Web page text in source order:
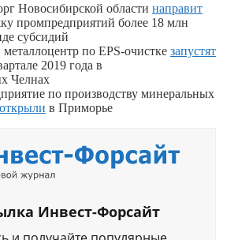
Новосибирской области направит
промпредприятий более 18 млн
субсидий
по EPS-очистке запустят
2019 года в
Челнах
по производству минеральных
открыли в Приморье
Инвест-Форсайт